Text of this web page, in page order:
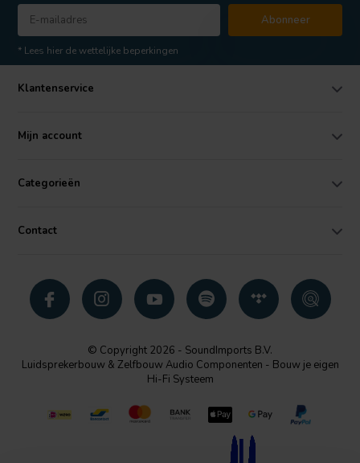
Abonneer
* Lees hier de wettelijke beperkingen
Klantenservice
Mijn account
Categorieën
Contact
© Copyright 2026 - SoundImports B.V.
Luidsprekerbouw & Zelfbouw Audio Componenten - Bouw je eigen
Hi-Fi Systeem